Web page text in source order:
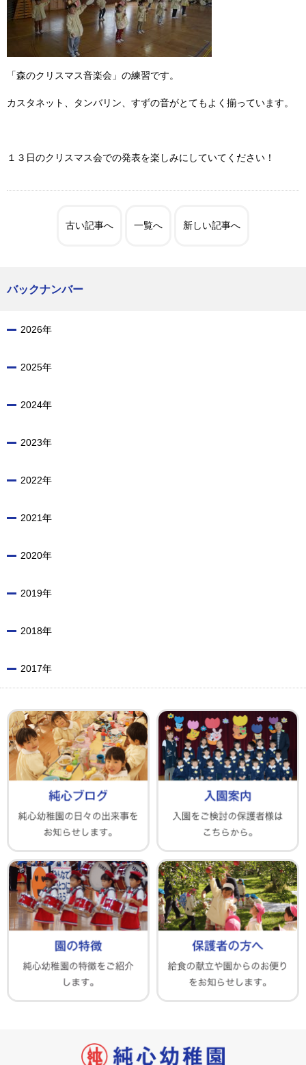
「森のクリスマス音楽会」の練習です。
カスタネット、タンバリン、すずの音がとてもよく揃っています。
１３日のクリスマス会での発表を楽しみにしていてください！
古い記事へ 一覧へ 新しい記事へ
バックナンバー
2026年
2025年
2024年
2023年
2022年
2021年
2020年
2019年
2018年
2017年